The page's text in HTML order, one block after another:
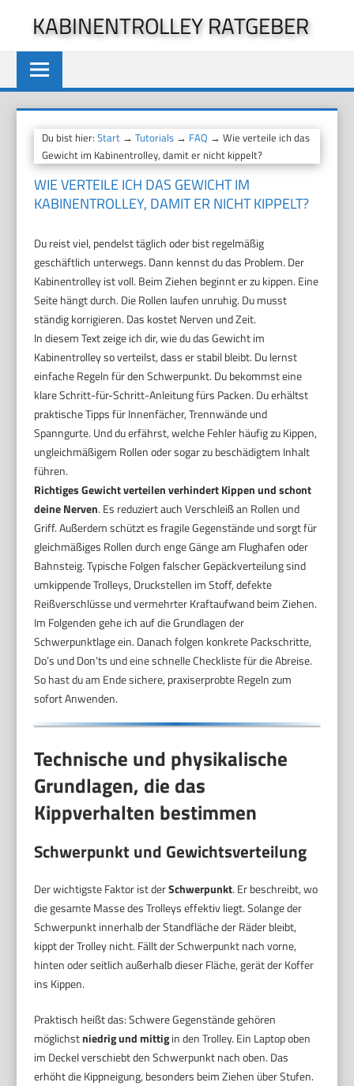
springen
KABINENTROLLEY RATGEBER
Du bist hier:Start →Tutorials → FAQ → Wie verteile ich das
Gewicht im Kabinentrolley, damit er nicht kippelt?
WIE VERTEILE ICH DAS GEWICHT IM
KABINENTROLLEY, DAMIT ER NICHT KIPPELT?
Du reist viel, pendelst täglich oder bist regelmäßig
geschäftlich unterwegs. Dann kennst du das Problem. Der
Kabinentrolley ist voll. Beim Ziehen beginnt er zu kippen. Eine
Seite hängt durch. Die Rollen laufen unruhig. Du musst
ständig korrigieren. Das kostet Nerven und Zeit.
In diesem Text zeige ich dir, wie du das Gewicht im
Kabinentrolley so verteilst, dass er stabil bleibt. Du lernst
einfache Regeln für den Schwerpunkt. Du bekommst eine
klare Schritt-für-Schritt-Anleitung fürs Packen. Du erhältst
praktische Tipps für Innenfächer, Trennwände und
Spanngurte. Und du erfährst, welche Fehler häufig zu Kippen,
ungleichmäßigem Rollen oder sogar zu beschädigtem Inhalt
führen.
Richtiges Gewicht verteilen verhindert Kippen und schont
deine Nerven. Es reduziert auch Verschleiß an Rollen und
Griff. Außerdem schützt es fragile Gegenstände und sorgt für
gleichmäßiges Rollen durch enge Gänge am Flughafen oder
Bahnsteig. Typische Folgen falscher Gepäckverteilung sind
umkippende Trolleys, Druckstellen im Stoff, defekte
Reißverschlüsse und vermehrter Kraftaufwand beim Ziehen.
Im Folgenden gehe ich auf die Grundlagen der
Schwerpunktlage ein. Danach folgen konkrete Packschritte,
Do’s und Don’ts und eine schnelle Checkliste für die Abreise.
So hast du am Ende sichere, praxiserprobte Regeln zum
sofort Anwenden.
Technische und physikalische
Grundlagen, die das
Kippverhalten bestimmen
Schwerpunkt und Gewichtsverteilung
Der wichtigste Faktor ist derSchwerpunkt. Er beschreibt, wo
die gesamte Masse des Trolleys effektiv liegt. Solange der
Schwerpunkt innerhalb der Standfläche der Räder bleibt,
kippt der Trolley nicht. Fällt der Schwerpunkt nach vorne,
hinten oder seitlich außerhalb dieser Fläche, gerät der Koffer
ins Kippen.
Praktisch heißt das: Schwere Gegenstände gehören
möglichstniedrig und mittigin den Trolley. Ein Laptop oben
im Deckel verschiebt den Schwerpunkt nach oben. Das
erhöht die Kippneigung, besonders beim Ziehen über Stufen.